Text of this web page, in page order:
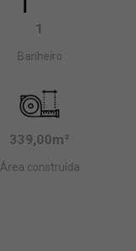
1
Banheiro
339,00m²
Área construída